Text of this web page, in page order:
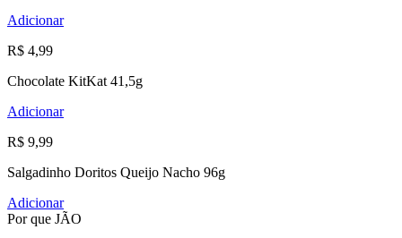
Adicionar
R$ 4,99
Chocolate KitKat 41,5g
Adicionar
R$ 9,99
Salgadinho Doritos Queijo Nacho 96g
Adicionar
Por que JÃO